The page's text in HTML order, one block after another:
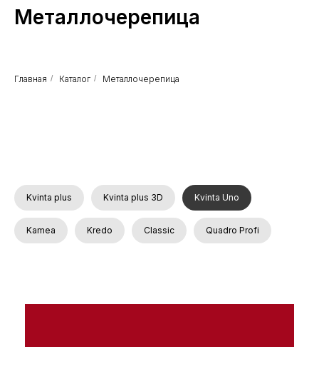
Металлочерепица
Главная / Каталог / Металлочерепица
Kvinta plus Kvinta plus 3D Kvinta Uno
Kamea Kredo Classic Quadro Profi